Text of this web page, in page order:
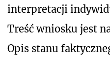
interpretacji
Treść wniosku jest
Opis stanu